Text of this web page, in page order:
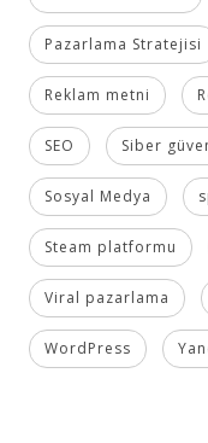
Pazarlama Stratejisi
Reklam metni
SEO Siber
Sosyal Medya
Steam platformu
Viral pazarlama
WordPress